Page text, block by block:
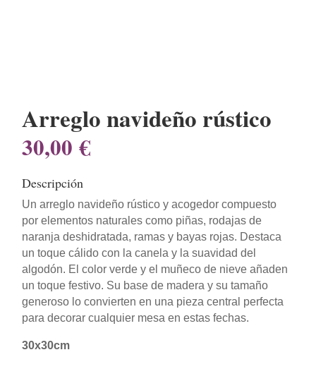
Arreglo navideño rústico
30,00€
Descripción
Un arreglo navideño rústico y acogedor compuesto
por elementos naturales como piñas, rodajas de
naranja deshidratada, ramas y bayas rojas. Destaca
un toque cálido con la canela y la suavidad del
algodón. El color verde y el muñeco de nieve añaden
un toque festivo. Su base de madera y su tamaño
generoso lo convierten en una pieza central perfecta
para decorar cualquier mesa en estas fechas.
30x30cm